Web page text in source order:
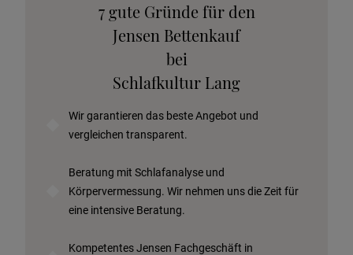
Stoffkollektion anfordern
Telefonische Beratung anfordern
Angebot anfordern
Probeschlafen im Hotel
7 gute Gründe für den
Jensen Bettenkauf
bei
Schlafkultur Lang
Wir garantieren das beste Angebot und
vergleichen transparent.
Beratung mit Schlafanalyse und
Körpervermessung. Wir nehmen uns die Zeit für
eine intensive Beratung.
Kompetentes Jensen Fachgeschäft in